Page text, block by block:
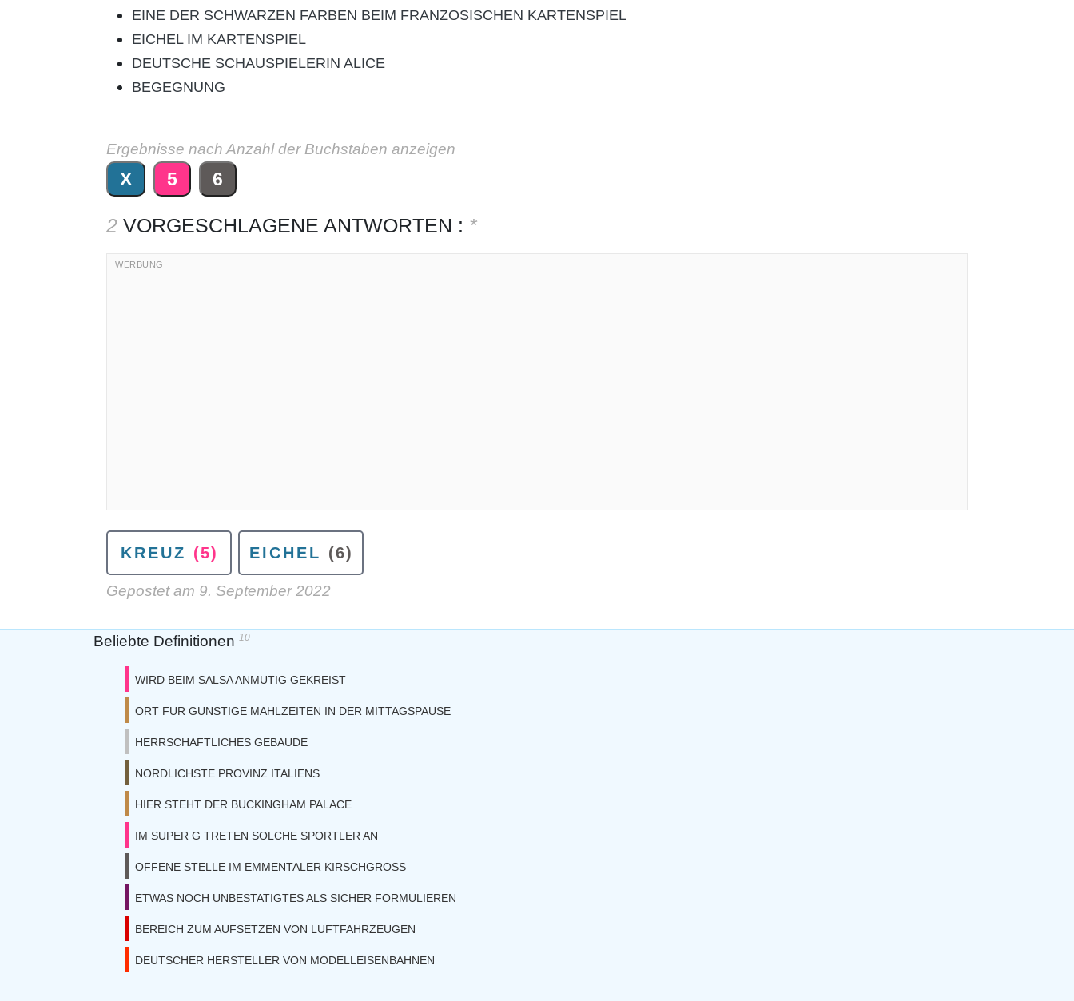
EINE DER SCHWARZEN FARBEN BEIM FRANZOSISCHEN KARTENSPIEL
EICHEL IM KARTENSPIEL
DEUTSCHE SCHAUSPIELERIN ALICE
BEGEGNUNG
Ergebnisse nach Anzahl der Buchstaben anzeigen
X 5 6
2 VORGESCHLAGENE ANTWORTEN : *
KREUZ (5) EICHEL (6)
Gepostet am 9. September 2022
Beliebte Definitionen 10
WIRD BEIM SALSA ANMUTIG GEKREIST
ORT FUR GUNSTIGE MAHLZEITEN IN DER MITTAGSPAUSE
HERRSCHAFTLICHES GEBAUDE
NORDLICHSTE PROVINZ ITALIENS
HIER STEHT DER BUCKINGHAM PALACE
IM SUPER G TRETEN SOLCHE SPORTLER AN
OFFENE STELLE IM EMMENTALER KIRSCHGROSS
ETWAS NOCH UNBESTATIGTES ALS SICHER FORMULIEREN
BEREICH ZUM AUFSETZEN VON LUFTFAHRZEUGEN
DEUTSCHER HERSTELLER VON MODELLEISENBAHNEN